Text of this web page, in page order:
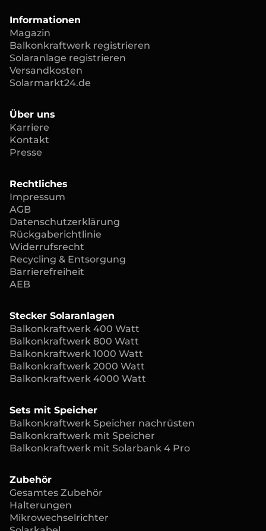
Informationen
Magazin
Balkonkraftwerk registrieren
Solaranlage registrieren
Versandkosten
Solarmarkt24.de
Über uns
Karriere
Kontakt
Presse
Rechtliches
Impressum
AGB
Datenschutzerklärung
Rückgaberichtlinie
Widerrufsrecht
Recycling & Entsorgung
Barrierefreiheit
AEB
Stecker Solaranlagen
Balkonkraftwerk 400 Watt
Balkonkraftwerk 800 Watt
Balkonkraftwerk 1000 Watt
Balkonkraftwerk 2000 Watt
Balkonkraftwerk 4000 Watt
Sets mit Speicher
Balkonkraftwerk Speicher nachrüsten
Balkonkraftwerk mit Speicher
Balkonkraftwerk mit Solarbank 4 Pro
Zubehör
Gesamtes Zubehör
Halterungen
Mikrowechselrichter